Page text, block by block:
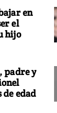
en
el
hijo
padre y
de edad